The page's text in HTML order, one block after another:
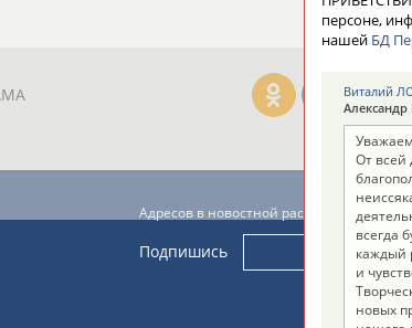
Адресов в новостной рассылке: 996
Подпишись
персоне,
нашей БД
Виталий
Александр
От
всегда
каждый
и
новых